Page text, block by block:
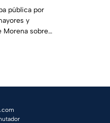
pública por
y
Morena sobre